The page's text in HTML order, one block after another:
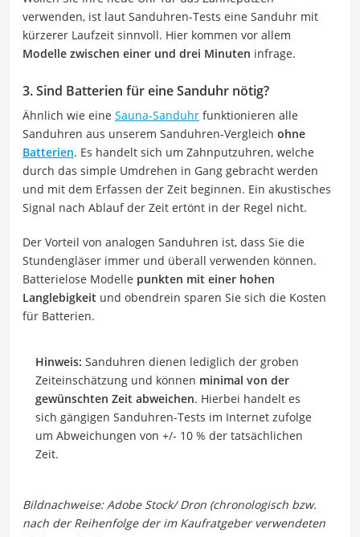
verwenden, ist laut Sanduhren-Tests eine Sanduhr mit
kürzerer Laufzeit sinnvoll. Hier kommen vor allem
Modelle zwischen einer und drei Minuten infrage.
3. Sind Batterien für eine Sanduhr nötig?
Ähnlich wie eine Sauna-Sanduhr funktionieren alle
Sanduhren aus unserem Sanduhren-Vergleich ohne
Batterien. Es handelt sich um Zahnputzuhren, welche
durch das simple Umdrehen in Gang gebracht werden
und mit dem Erfassen der Zeit beginnen. Ein akustisches
Signal nach Ablauf der Zeit ertönt in der Regel nicht.
Der Vorteil von analogen Sanduhren ist, dass Sie die
Stundengläser immer und überall verwenden können.
Batterielose Modelle punkten mit einer hohen
Langlebigkeit und obendrein sparen Sie sich die Kosten
für Batterien.
Hinweis: Sanduhren dienen lediglich der groben
Zeiteinschätzung und können minimal von der
gewünschten Zeit abweichen. Hierbei handelt es
sich gängigen Sanduhren-Tests im Internet zufolge
um Abweichungen von +/- 10 % der tatsächlichen
Zeit.